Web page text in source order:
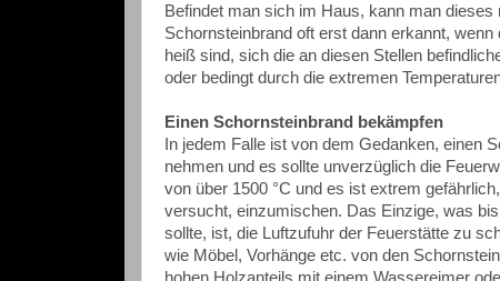
Befindet man sich im Haus, kann man
Schornsteinbrand oft erst dann erkannt,
heiß sind, sich die an diesen Stellen
oder bedingt durch die extremen
Einen Schornsteinbrand bekämpfen
In jedem Falle ist von dem Gedanken, einen
nehmen und es sollte unverzüglich die
von über 1500 °C und es ist extrem
versucht, einzumischen. Das Einzige, was
sollte, ist, die Luftzufuhr der Feuerstätte zu
wie Möbel, Vorhänge etc. von den
hohen Holzanteils mit einem Wassereimer